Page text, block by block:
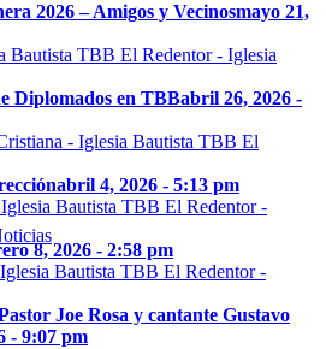
2026 – Amigos y Vecinosmayo 21,
Diplomados en TBBabril 26, 2026 -
abril 4, 2026 - 5:13 pm
8, 2026 - 2:58 pm
Joe Rosa y cantante Gustavo
- 9:07 pm